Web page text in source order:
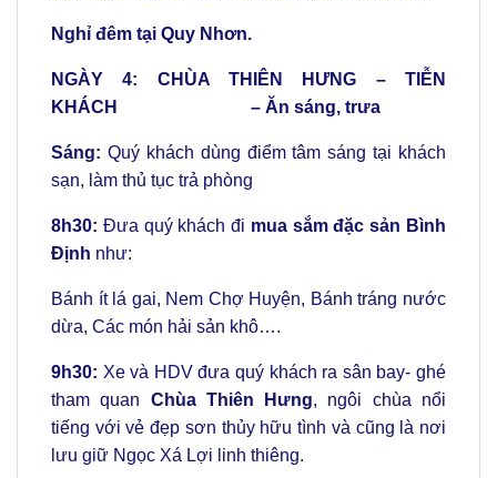
Nghỉ đêm tại Quy Nhơn.
NGÀY 4: CHÙA THIÊN HƯNG – TIỄN
KHÁCH – Ăn sáng, trưa
Sáng: Quý khách dùng điểm tâm sáng tại khách
sạn, làm thủ tục trả phòng
8h30: Đưa quý khách đi mua sắm đặc sản Bình
Định như:
Bánh ít lá gai, Nem Chợ Huyện, Bánh tráng nước
dừa, Các món hải sản khô….
9h30: Xe và HDV đưa quý khách ra sân bay- ghé
tham quan Chùa Thiên Hưng, ngôi chùa nổi
tiếng với vẻ đẹp sơn thủy hữu tình và cũng là nơi
lưu giữ Ngọc Xá Lợi linh thiêng.